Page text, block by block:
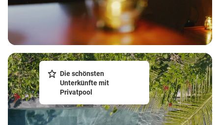
Die schönsten
Unterkünfte mit
Privatpool